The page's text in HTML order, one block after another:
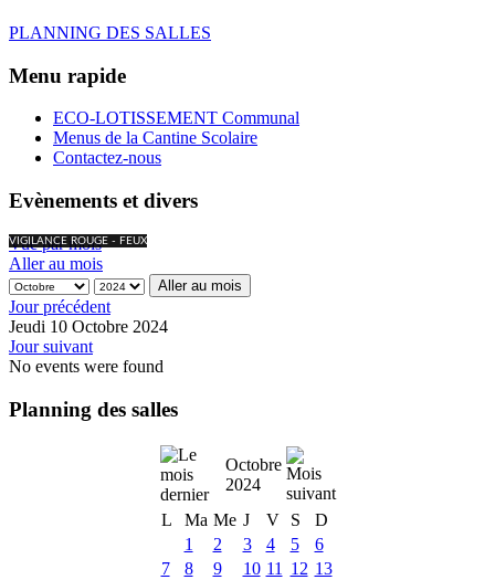
PLANNING DES SALLES
Menu rapide
ECO-LOTISSEMENT Communal
Menus de la Cantine Scolaire
Contactez-nous
Evènements et divers
VIGILANCE ROUGE - FEUX
Vue par mois
Aller au mois
Aller au mois
Jour précédent
Jeudi 10 Octobre 2024
Jour suivant
No events were found
Planning des salles
Octobre
2024
L
Ma Me J V S
D
1
2 3 4 5
6
7
8 9 10 11 12 13